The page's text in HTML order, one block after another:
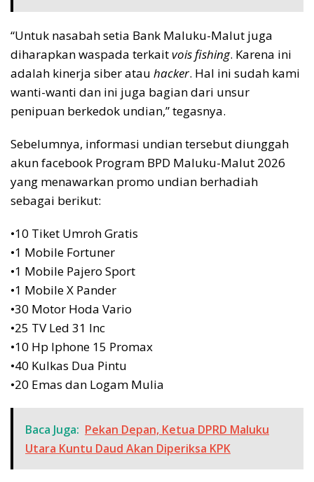
“Untuk nasabah setia Bank Maluku-Malut juga
diharapkan waspada terkaitvois fishing. Karena ini
adalah kinerja siber atau hacker. Hal ini sudah kami
wanti-wanti dan ini juga bagian dari unsur
penipuan berkedok undian,” tegasnya.
Sebelumnya, informasi undian tersebut diunggah
akun facebook Program BPD Maluku-Malut 2026
yang menawarkan promo undian berhadiah
sebagai berikut:
•10 Tiket Umroh Gratis
•1 Mobile Fortuner
•1 Mobile Pajero Sport
•1 Mobile X Pander
•30 Motor Hoda Vario
•25 TV Led 31 Inc
•10 Hp Iphone 15 Promax
•40 Kulkas Dua Pintu
•20 Emas dan Logam Mulia
Baca Juga: Pekan Depan, Ketua DPRD Maluku
Utara Kuntu Daud Akan Diperiksa KPK